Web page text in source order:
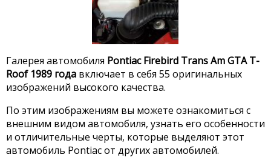
Галерея автомобиля Pontiac Firebird Trans Am GTA T-
Roof 1989 года включает в себя 55 оригинальных
изображений высокого качества.
По этим изображениям вы можете ознакомиться с
внешним видом автомобиля, узнать его особенности
и отличительные черты, которые выделяют этот
автомобиль Pontiac от других автомобилей.